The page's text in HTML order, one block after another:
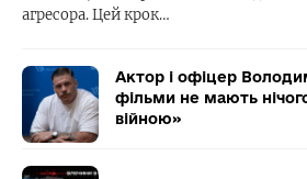
агресора. Цей крок…
Актор і офіцер
фільми не мають
війною»